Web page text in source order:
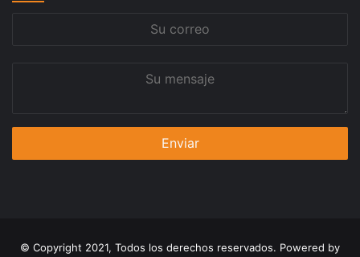
© Copyright 2021, Todos los derechos reservados. Powered by